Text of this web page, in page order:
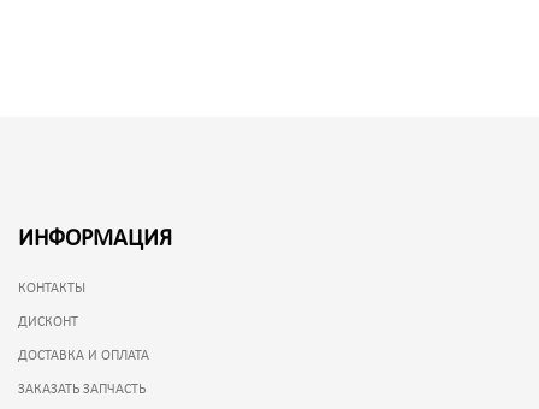
ИНФОРМАЦИЯ
КОНТАКТЫ
ДИСКОНТ
ДОСТАВКА И ОПЛАТА
ЗАКАЗАТЬ ЗАПЧАСТЬ